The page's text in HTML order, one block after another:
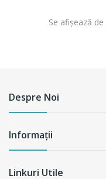
Se afişează
Despre Noi
Informații
Linkuri Utile